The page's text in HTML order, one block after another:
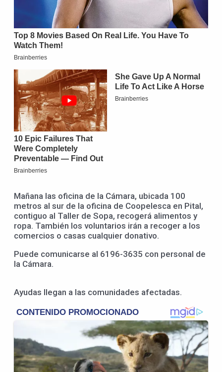
Mañana las oficina de la Cámara, ubicada 100
metros al sur de la oficina de Coopelesca en Pital,
contiguo al Taller de Sopa, recogerá alimentos y
ropa. También los voluntarios irán a recoger a los
comercios o casas cualquier donativo.
Puede comunicarse al 6196-3635 con personal de
la Cámara.
Ayudas llegan a las comunidades afectadas.